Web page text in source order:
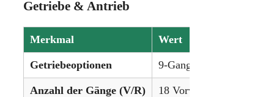
Getriebe & Antrieb
Merkmal Wert
Getriebeoptionen 9-Gang-Powershift (18
Anzahl der Gänge (V/R) 18 Vorwärts / 18